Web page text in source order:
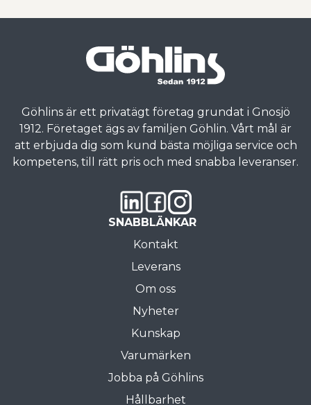
Göhlins är ett privatägt företag grundat i Gnosjö
1912. Företaget ägs av familjen Göhlin. Vårt mål är
att erbjuda dig som kund bästa möjliga service och
kompetens, till rätt pris och med snabba leveranser.
SNABBLÄNKAR
Kontakt
Leverans
Om oss
Nyheter
Kunskap
Varumärken
Jobba på Göhlins
Hållbarhet